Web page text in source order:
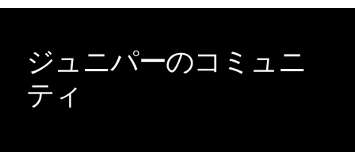
ジュニパーのコミュニ
ティ